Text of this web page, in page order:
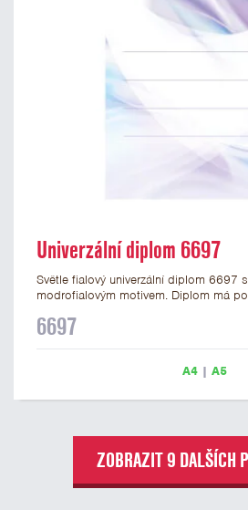
Univerzální diplom 6697
Světle fialový univerzální diplom 6697
modrofialovým motivem. Diplom má
ve formátu A4 a A5. Papírový diplom s
6697
A4| A5
ZOBRAZIT 9 DALŠÍCH